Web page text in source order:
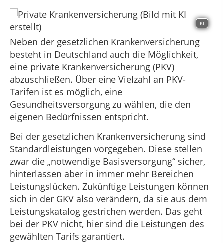
KI
Neben der gesetzlichen Krankenversicherung
besteht in Deutschland auch die Möglichkeit,
eine private Krankenversicherung (PKV)
abzuschließen. Über eine Vielzahl an PKV-
Tarifen ist es möglich, eine
Gesundheitsversorgung zu wählen, die den
eigenen Bedürfnissen entspricht.
Bei der gesetzlichen Krankenversicherung sind
Standardleistungen vorgegeben. Diese stellen
zwar die „notwendige Basisversorgung“ sicher,
hinterlassen aber in immer mehr Bereichen
Leistungslücken. Zukünftige Leistungen können
sich in der GKV also verändern, da sie aus dem
Leistungskatalog gestrichen werden. Das geht
bei der PKV nicht, hier sind die Leistungen des
gewählten Tarifs garantiert.